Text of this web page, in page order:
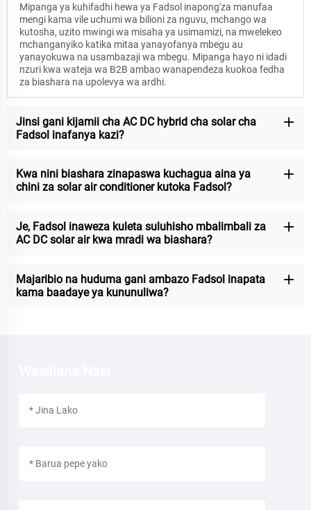
Mipanga ya kuhifadhi hewa ya Fadsol inapong'za manufaa
mengi kama vile uchumi wa bilioni za nguvu, mchango wa
kutosha, uzito mwingi wa misaha ya usimamizi, na mwelekeo
mchanganyiko katika mitaa yanayofanya mbegu au
yanayokuwa na usambazaji wa mbegu. Mipanga hayo ni idadi
nzuri kwa wateja wa B2B ambao wanapendeza kuokoa fedha
za biashara na upolevya wa ardhi.
Jinsi gani kijamii cha AC DC hybrid cha solar cha
Fadsol inafanya kazi?
Kwa nini biashara zinapaswa kuchagua aina ya
chini za solar air conditioner kutoka Fadsol?
Je, Fadsol inaweza kuleta suluhisho mbalimbali za
AC DC solar air kwa mradi wa biashara?
Majaribio na huduma gani ambazo Fadsol inapata
kama baadaye ya kununuliwa?